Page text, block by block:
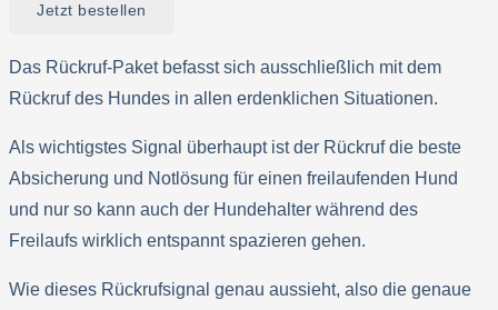
Jetzt bestellen
Das Rückruf-Paket befasst sich ausschließlich mit dem
Rückruf des Hundes in allen erdenklichen Situationen.
Als wichtigstes Signal überhaupt ist der Rückruf die beste
Absicherung und Notlösung für einen freilaufenden Hund
und nur so kann auch der Hundehalter während des
Freilaufs wirklich entspannt spazieren gehen.
Wie dieses Rückrufsignal genau aussieht, also die genaue